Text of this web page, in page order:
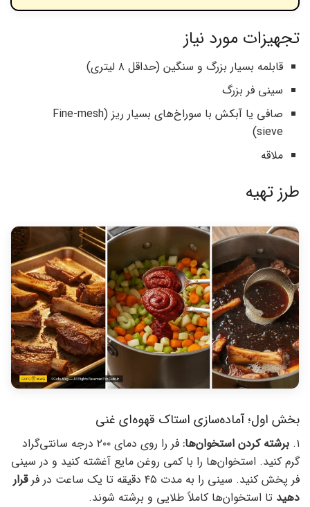
تجهیزات مورد نیاز
قابلمه بسیار بزرگ و سنگین (حداقل ۸ لیتری)
سینی فر بزرگ
صافی یا آبکش با سوراخ‌های بسیار ریز (Fine-mesh
sieve)
ملاقه
طرز تهیه
بخش اول؛ آماده‌سازی استاک قهوه‌ای غنی
۱. برشته کردن استخوان‌ها:
فر را روی دمای ۲۰۰ درجه سانتی‌گراد
گرم کنید. استخوان‌ها را با کمی روغن مایع آغشته کنید و در سینی
فر پخش کنید. سینی را به مدت ۴۵ دقیقه تا یک ساعت در فر
قرار
دهید تا استخوان‌ها کاملاً طلایی و برشته شوند.